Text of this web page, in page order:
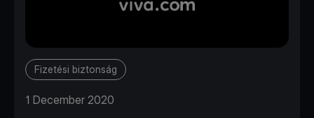
Fizetési biztonság
1 December 2020